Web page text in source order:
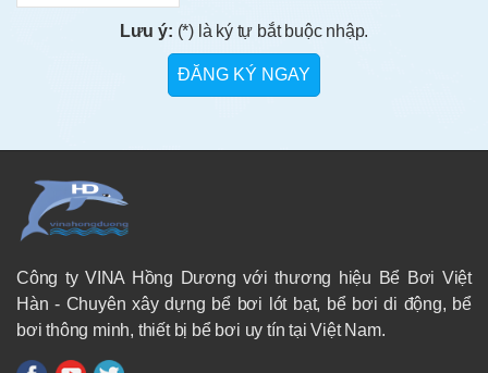
Lưu ý: (*) là ký tự bắt buộc nhập.
Công ty VINA Hồng Dương với thương hiệu Bể Bơi Việt
Hàn - Chuyên xây dựng bể bơi lót bạt, bể bơi di động, bể
bơi thông minh, thiết bị bể bơi uy tín tại Việt Nam.